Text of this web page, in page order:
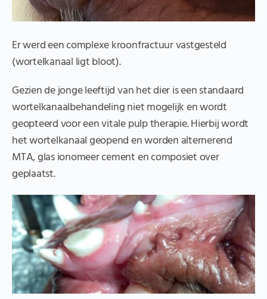
Er werd een complexe kroonfractuur vastgesteld
(wortelkanaal ligt bloot).
Gezien de jonge leeftijd van het dier is een standaard
wortelkanaalbehandeling niet mogelijk en wordt
geopteerd voor een vitale pulp therapie. Hierbij wordt
het wortelkanaal geopend en worden alternerend
MTA, glas ionomeer cement en composiet over
geplaatst.